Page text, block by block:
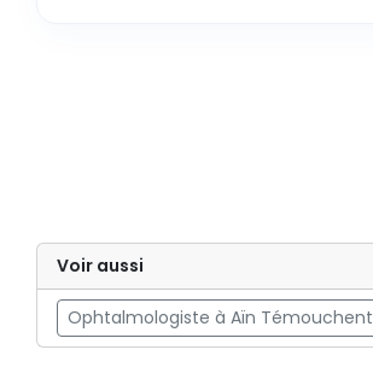
Voir aussi
Ophtalmologiste à Aïn Témouchent